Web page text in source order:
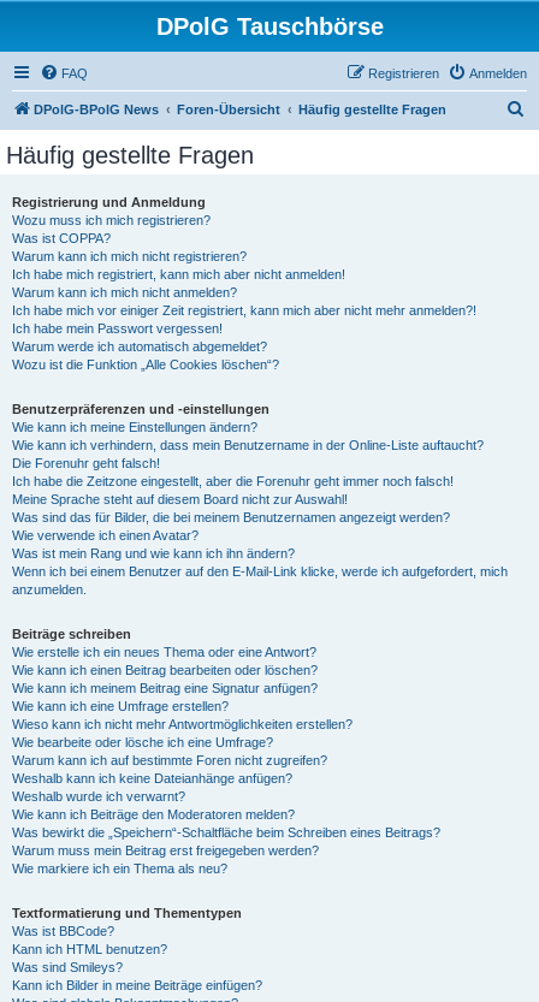
DPolG Tauschbörse
FAQ Anmelden
Registrieren
DPolG-BPolG News Foren-Übersicht Häufig gestellte Fragen
Häufig gestellte Fragen
Registrierung und Anmeldung
Wozu muss ich mich registrieren?
Was ist COPPA?
Warum kann ich mich nicht registrieren?
Ich habe mich registriert, kann mich aber nicht anmelden!
Warum kann ich mich nicht anmelden?
Ich habe mich vor einiger Zeit registriert, kann mich aber nicht mehr anmelden?!
Ich habe mein Passwort vergessen!
Warum werde ich automatisch abgemeldet?
Wozu ist die Funktion „Alle Cookies löschen“?
Benutzerpräferenzen und -einstellungen
Wie kann ich meine Einstellungen ändern?
Wie kann ich verhindern, dass mein Benutzername in der Online-Liste auftaucht?
Die Forenuhr geht falsch!
Ich habe die Zeitzone eingestellt, aber die Forenuhr geht immer noch falsch!
Meine Sprache steht auf diesem Board nicht zur Auswahl!
Was sind das für Bilder, die bei meinem Benutzernamen angezeigt werden?
Wie verwende ich einen Avatar?
Was ist mein Rang und wie kann ich ihn ändern?
Wenn ich bei einem Benutzer auf den E-Mail-Link klicke, werde ich aufgefordert, mich
anzumelden.
Beiträge schreiben
Wie erstelle ich ein neues Thema oder eine Antwort?
Wie kann ich einen Beitrag bearbeiten oder löschen?
Wie kann ich meinem Beitrag eine Signatur anfügen?
Wie kann ich eine Umfrage erstellen?
Wieso kann ich nicht mehr Antwortmöglichkeiten erstellen?
Wie bearbeite oder lösche ich eine Umfrage?
Warum kann ich auf bestimmte Foren nicht zugreifen?
Weshalb kann ich keine Dateianhänge anfügen?
Weshalb wurde ich verwarnt?
Wie kann ich Beiträge den Moderatoren melden?
Was bewirkt die „Speichern“-Schaltfläche beim Schreiben eines Beitrags?
Warum muss mein Beitrag erst freigegeben werden?
Wie markiere ich ein Thema als neu?
Textformatierung und Thementypen
Was ist BBCode?
Kann ich HTML benutzen?
Was sind Smileys?
Kann ich Bilder in meine Beiträge einfügen?